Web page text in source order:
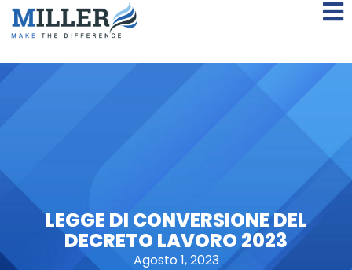
LEGGE DI CONVERSIONE DEL
DECRETO LAVORO 2023
Agosto 1, 2023